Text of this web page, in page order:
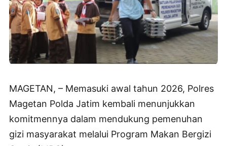
MAGETAN, – Memasuki awal tahun 2026, Polres
Magetan Polda Jatim kembali menunjukkan
komitmennya dalam mendukung pemenuhan
gizi masyarakat melalui Program Makan Bergizi